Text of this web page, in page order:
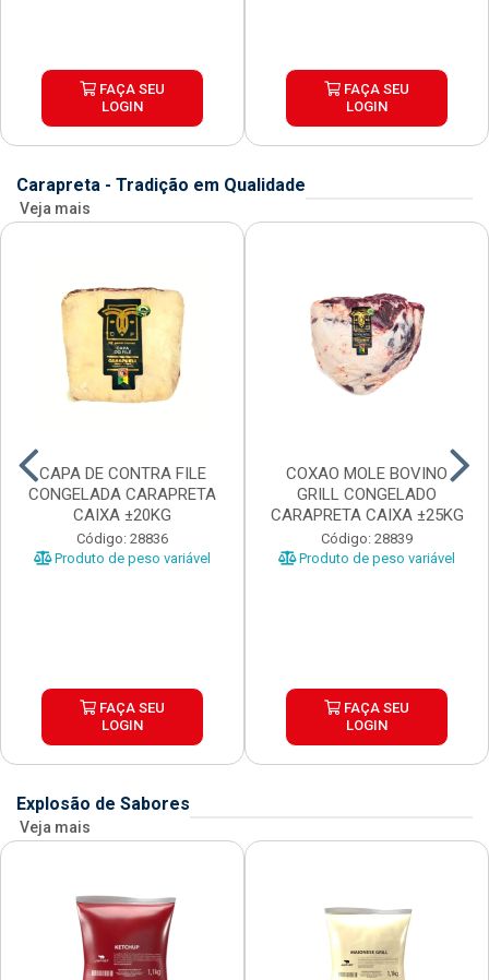
FAÇA SEU
LOGIN
FAÇA SEU
LOGIN
Carapreta - Tradição em Qualidade
Veja mais
CAPA DE CONTRA FILE
CONGELADA CARAPRETA
CAIXA ±20KG
Código: 28836
Produto de peso variável
FAÇA SEU
LOGIN
COXAO MOLE BOVINO
GRILL CONGELADO
CARAPRETA CAIXA ±25KG
Código: 28839
Produto de peso variável
FAÇA SEU
LOGIN
Explosão de Sabores
Veja mais